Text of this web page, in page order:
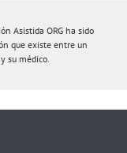
Asistida ORG ha sido
que existe entre un
su médico.